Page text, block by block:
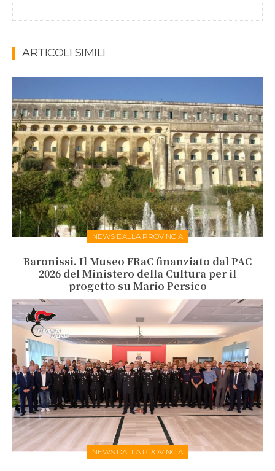
ARTICOLI SIMILI
NEWS DALLA PROVINCIA
Baronissi. Il Museo FRaC finanziato dal PAC
2026 del Ministero della Cultura per il
progetto su Mario Persico
NEWS DALLA PROVINCIA